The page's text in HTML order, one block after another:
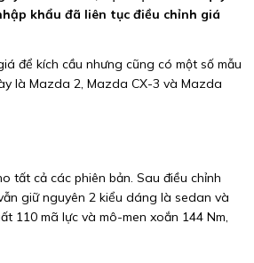
khẩu đã liên tục điều chỉnh giá
để kích cầu nhưng cũng có một số mẫu
là Mazda 2, Mazda CX-3 và Mazda
tất cả các phiên bản. Sau điều chỉnh
giữ nguyên 2 kiểu dáng là sedan và
110 mã lực và mô-men xoắn 144 Nm,